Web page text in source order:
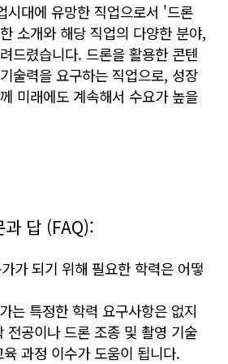
시대에 유망한 직업으로서 '드론
소개와 해당 직업의 다양한 분야,
드렸습니다. 드론을 활용한 콘텐
술력을 요구하는 직업으로, 성장
미래에도 계속해서 수요가 높을
답 (FAQ):
가 되기 위해 필요한 학력은 어떻
는 특정한 학력 요구사항은 없지
전공이나 드론 조종 및 촬영 기술
과정 이수가 도움이 됩니다.